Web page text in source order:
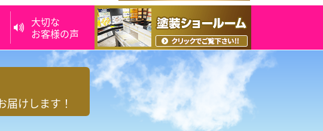
大切な
お客様の声
けします！